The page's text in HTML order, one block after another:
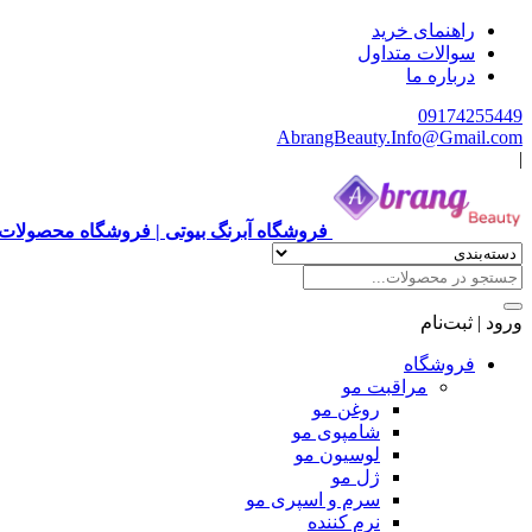
راهنمای خرید
سوالات متداول
درباره ما
09174255449
AbrangBeauty.Info@Gmail.com
|
فروشگاه آبرنگ بیوتی | فروشگاه
ورود | ثبت‌نام
فروشگاه
مراقبت مو
روغن مو
شامپوی مو
لوسیون مو
ژل مو
سرم و اسپری مو
نرم کننده